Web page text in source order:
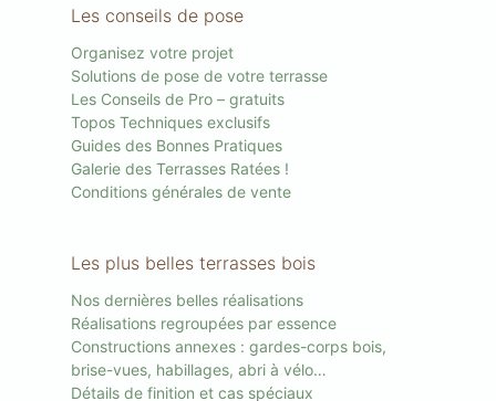
Les conseils de pose
Organisez votre projet
Solutions de pose de votre terrasse
Les Conseils de Pro – gratuits
Topos Techniques exclusifs
Guides des Bonnes Pratiques
Galerie des Terrasses Ratées !
Conditions générales de vente
Les plus belles terrasses bois
Nos dernières belles réalisations
Réalisations regroupées par essence
Constructions annexes : gardes-corps bois,
brise-vues, habillages, abri à vélo…
Détails de finition et cas spéciaux